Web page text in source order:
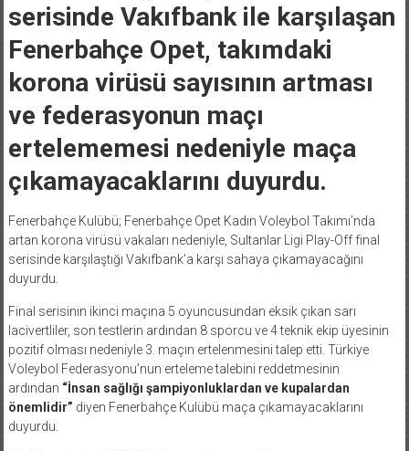
serisinde Vakıfbank ile karşılaşan
Fenerbahçe Opet, takımdaki
korona virüsü sayısının artması
ve federasyonun maçı
ertelememesi nedeniyle maça
çıkamayacaklarını duyurdu.
Fenerbahçe Kulübü; Fenerbahçe Opet Kadın Voleybol Takımı’nda
artan korona virüsü vakaları nedeniyle, Sultanlar Ligi Play-Off final
serisinde karşılaştığı Vakıfbank’a karşı sahaya çıkamayacağını
duyurdu.
Final serisinin ikinci maçına 5 oyuncusundan eksik çıkan sarı
lacivertliler, son testlerin ardından 8 sporcu ve 4 teknik ekip üyesinin
pozitif olması nedeniyle 3. maçın ertelenmesini talep etti. Türkiye
Voleybol Federasyonu’nun erteleme talebini reddetmesinin
ardından “İnsan sağlığı şampiyonluklardan ve kupalardan
önemlidir” diyen Fenerbahçe Kulübü maça çıkamayacaklarını
duyurdu.